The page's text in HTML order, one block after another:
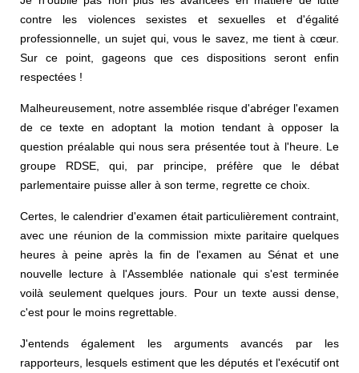
contre les violences sexistes et sexuelles et d'égalité
professionnelle, un sujet qui, vous le savez, me tient à cœur.
Sur ce point, gageons que ces dispositions seront enfin
respectées !
Malheureusement, notre assemblée risque d'abréger l'examen
de ce texte en adoptant la motion tendant à opposer la
question préalable qui nous sera présentée tout à l'heure. Le
groupe RDSE, qui, par principe, préfère que le débat
parlementaire puisse aller à son terme, regrette ce choix.
Certes, le calendrier d'examen était particulièrement contraint,
avec une réunion de la commission mixte paritaire quelques
heures à peine après la fin de l'examen au Sénat et une
nouvelle lecture à l'Assemblée nationale qui s'est terminée
voilà seulement quelques jours. Pour un texte aussi dense,
c'est pour le moins regrettable.
J'entends également les arguments avancés par les
rapporteurs, lesquels estiment que les députés et l'exécutif ont